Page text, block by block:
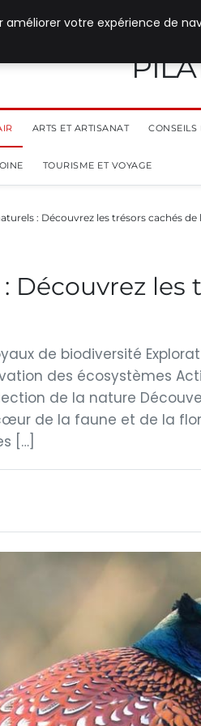
ARTS ET ARTISANAT CONSEILS
TOURISME ET VOYAGE
: Découvrez les trésors cachés de
Découvrez les
de biodiversité
des écosystèmes
de la nature
de la faune et de la
[…]
améliorer votre expérience de